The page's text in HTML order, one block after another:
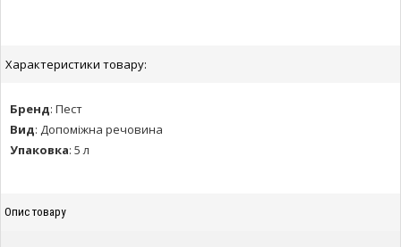
Характеристики товару:
Бренд: Пест
Вид: Допоміжна речовина
Упаковка: 5 л
Опис товару